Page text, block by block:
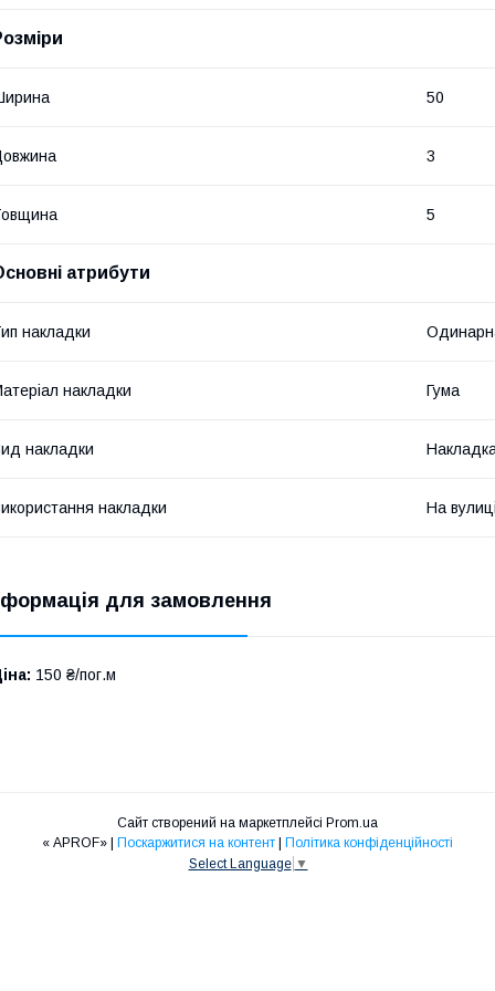
50
3
5
атрибути
накладки
накладки Гума
накладки
накладки На
для замовлення
150 ₴/пог.м
Сайт створений на маркетплейсі Prom.ua
Поскаржитися на контент
Політика конфіденційності
Select Language ▼